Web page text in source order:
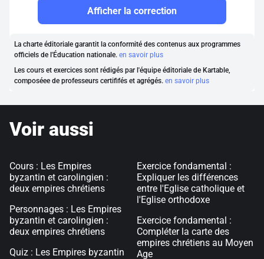
Afficher la correction
La charte éditoriale garantit la conformité des contenus aux programmes
officiels de l'Éducation nationale. en savoir plus
Les cours et exercices sont rédigés par l'équipe éditoriale de Kartable,
composéee de professeurs certififés et agrégés. en savoir plus
Voir aussi
Cours : Les Empires
byzantin et carolingien :
deux empires chrétiens
Personnages : Les Empires
byzantin et carolingien :
deux empires chrétiens
Quiz : Les Empires byzantin
Exercice fondamental :
Expliquer les différences
entre l'Eglise catholique et
l'Eglise orthodoxe
Exercice fondamental :
Compléter la carte des
empires chrétiens au Moyen
Age